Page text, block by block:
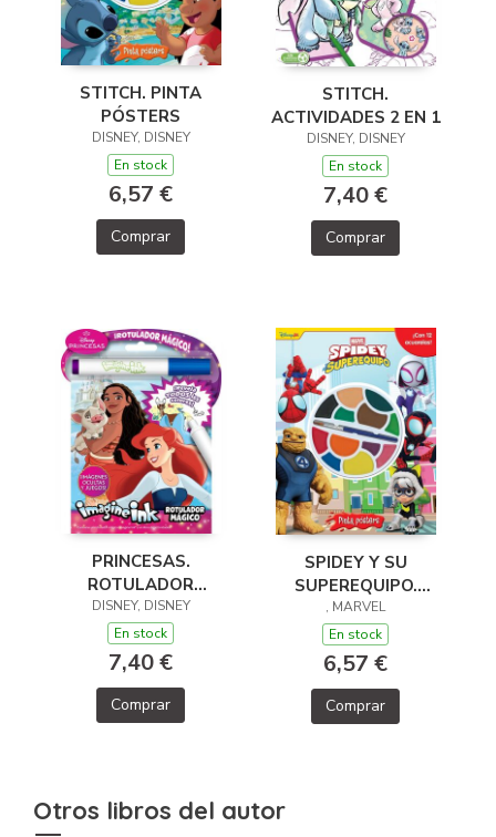
STITCH. PINTA
PÓSTERS
DISNEY, DISNEY
En stock
6,57 €
Comprar
STITCH.
ACTIVIDADES 2 EN 1
DISNEY, DISNEY
En stock
7,40 €
Comprar
PRINCESAS.
ROTULADOR
MÁGICO 3
DISNEY, DISNEY
En stock
7,40 €
Comprar
SPIDEY Y SU
SUPEREQUIPO.
PINTA PÓSTERS
, MARVEL
En stock
6,57 €
Comprar
Otros libros del autor